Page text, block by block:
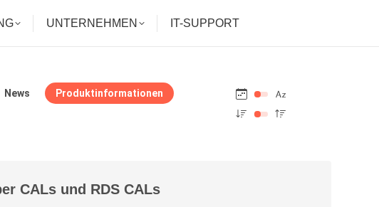
UNTERNEHMEN IT-SUPPORT
News
Produktinformationen
CALs und RDS CALs